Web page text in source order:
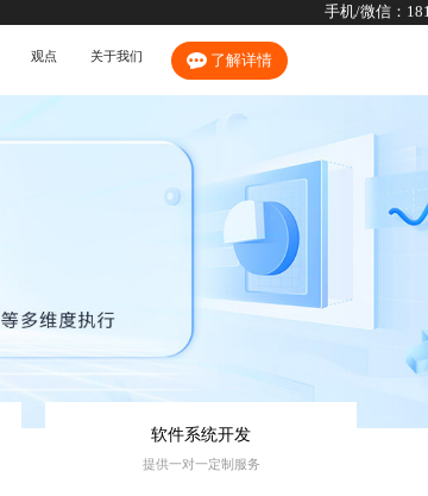
手机/微信：
观点 关于我们 了解详情
软件系统开发
提供一对一定制服务